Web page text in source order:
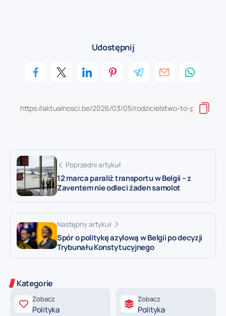
Udostępnij
Poprzedni artykuł
12 marca paraliż transportu w Belgii – z
Zaventem nie odleci żaden samolot
Następny artykuł
Spór o politykę azylową w Belgii po decyzji
Trybunału Konstytucyjnego
Kategorie
Zobacz
Polityka
Zobacz
Polityka